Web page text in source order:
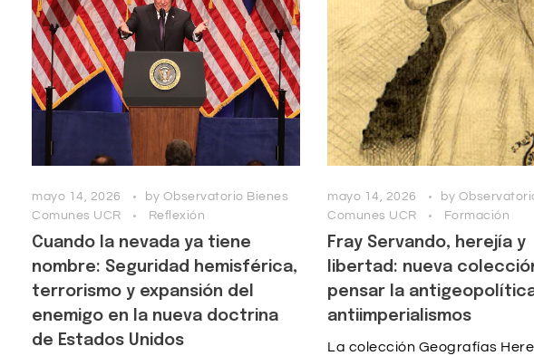
mayo 14, 2026 by Observatorio Bienes
Comunes UCR
Reflexión
Cuando la nevada ya tiene
nombre: Seguridad hemisférica,
terrorismo y expansión del
enemigo en la nueva doctrina
de Estados Unidos
mayo 14, 2026 by
Comunes UCR
Formación
Fray Servando, herejía y
libertad: nueva
pensar la
antiimperialismos
La colección Geografías